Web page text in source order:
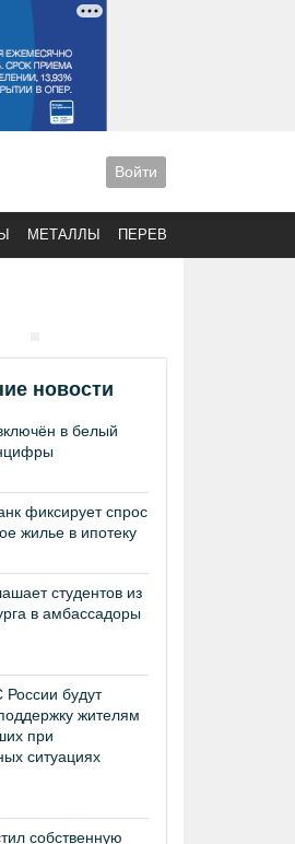
Войти
МЕТАЛЛЫ ПЕРЕВОДЫ
новости
в белый
фиксирует спрос
жилье в ипотеку
студентов из
в амбассадоры
будут
жителям
при
ситуациях
собственную